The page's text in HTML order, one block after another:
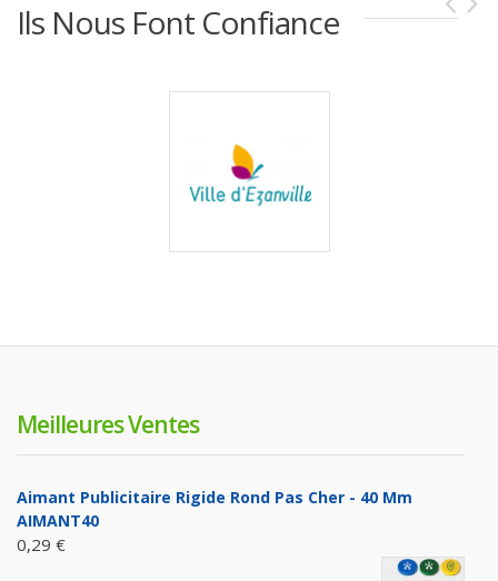
Ils Nous Font Confiance
Meilleures Ventes
Aimant Publicitaire Rigide Rond Pas Cher - 40 Mm
AIMANT40
0,29 €